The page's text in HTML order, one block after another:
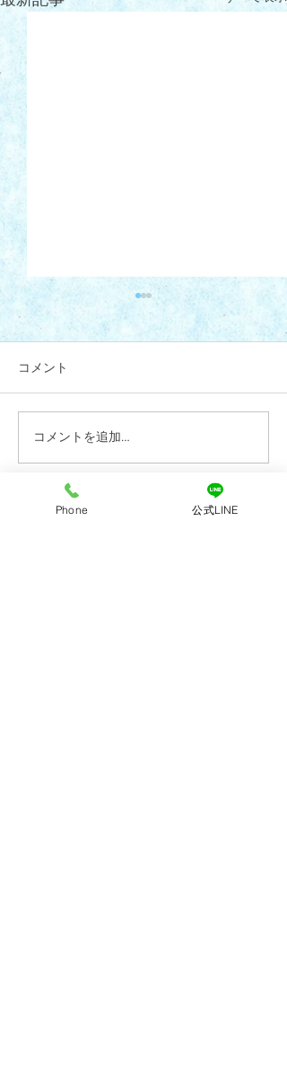
7月28日(火)午後診療 代
診のお知らせ
コメント
コメントを追加…
Phone 公式LINE